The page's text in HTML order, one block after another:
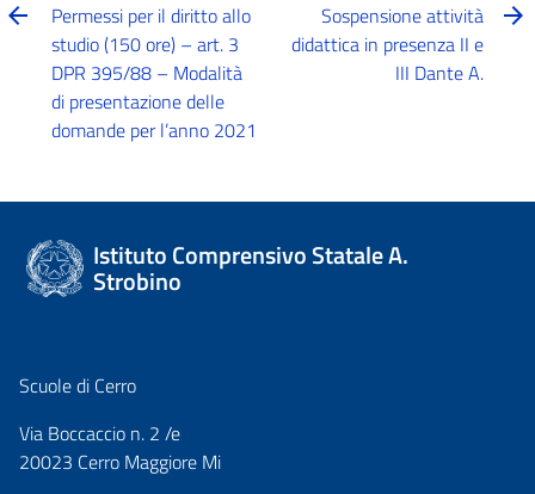
Permessi per il diritto allo
studio (150 ore) – art. 3
DPR 395/88 – Modalità
di presentazione delle
domande per l’anno 2021
Sospensione attività
didattica in presenza II e
III Dante A.
Istituto Comprensivo Statale A.
Strobino
Scuole di Cerro
Via Boccaccio n. 2 /e
20023 Cerro Maggiore Mi